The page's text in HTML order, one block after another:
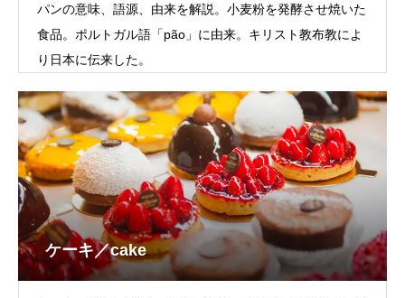
パンの意味、語源、由来を解説。小麦粉を発酵させ焼いた
食品。ポルトガル語「pão」に由来。キリスト教布教によ
り日本に伝来した。
ケーキ／cake